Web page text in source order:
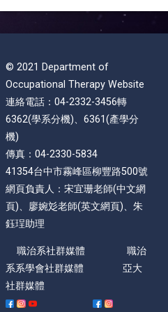
© 2021 Department of
Occupational Therapy Website
連絡電話：04-2332-3456轉
6362(學系分機)、6361(產學分
機)
傳真：04-2330-5834
41354台中市霧峰區柳豐路500號
網頁負責人：宋宜珊老師(中文網
頁)、廖婉彣老師(英文網頁)、朱
鈺珵助理
職治系社群媒體 職治
系系學會社群媒體 亞大
社群媒體